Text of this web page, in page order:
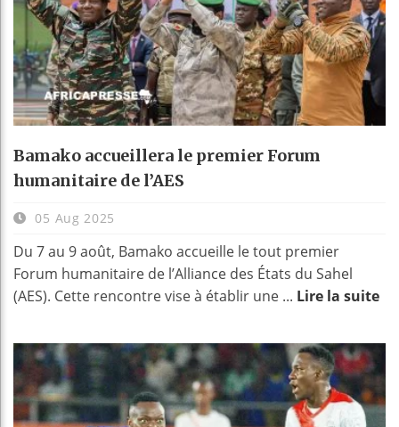
Bamako accueillera le premier Forum
humanitaire de l’AES
05 Aug 2025
Du 7 au 9 août, Bamako accueille le tout premier
Forum humanitaire de l’Alliance des États du Sahel
(AES). Cette rencontre vise à établir une ... Lire la suite